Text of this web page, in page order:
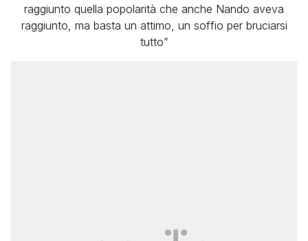
raggiunto quella popolarità che anche Nando aveva
raggiunto, ma basta un attimo, un soffio per bruciarsi
tutto”